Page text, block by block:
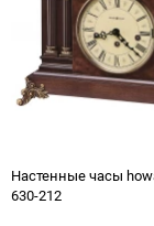
Настенные часы
630-212